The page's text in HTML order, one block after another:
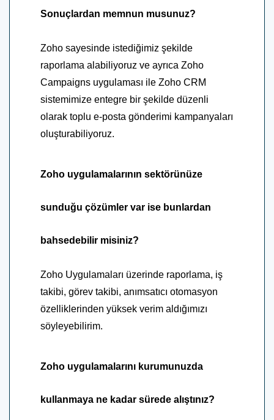
Sonuçlardan memnun musunuz?
Zoho sayesinde istediğimiz şekilde
raporlama alabiliyoruz ve ayrıca Zoho
Campaigns uygulaması ile Zoho CRM
sistemimize entegre bir şekilde düzenli
olarak toplu e-posta gönderimi kampanyaları
oluşturabiliyoruz.
Zoho uygulamalarının sektörünüze
sunduğu çözümler var ise bunlardan
bahsedebilir misiniz?
Zoho Uygulamaları üzerinde raporlama, iş
takibi, görev takibi, anımsatıcı otomasyon
özelliklerinden yüksek verim aldığımızı
söyleyebilirim.
Zoho uygulamalarını kurumunuzda
kullanmaya ne kadar sürede alıştınız?